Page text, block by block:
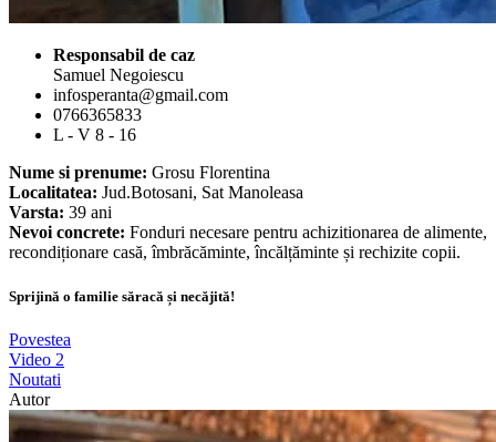
Responsabil de caz
Samuel Negoiescu
infosperanta@gmail.com
0766365833
L - V 8 - 16
Nume si prenume: Grosu Florentina
Localitatea: Jud.Botosani, Sat Manoleasa
Varsta: 39 ani
Nevoi concrete: Fonduri necesare pentru achizitionarea de alimente,
recondiționare casă, îmbrăcăminte, încălțăminte și rechizite copii.
Sprijină o familie săracă și necăjită!
Povestea
Video 2
Noutati
Autor